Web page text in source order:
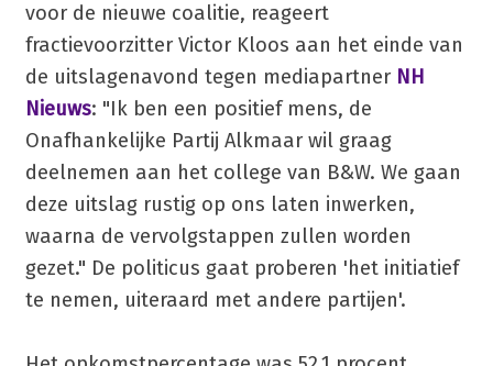
voor de nieuwe coalitie, reageert
fractievoorzitter Victor Kloos aan het einde van
de uitslagenavond tegen mediapartner NH
Nieuws: "Ik ben een positief mens, de
Onafhankelijke Partij Alkmaar wil graag
deelnemen aan het college van B&W. We gaan
deze uitslag rustig op ons laten inwerken,
waarna de vervolgstappen zullen worden
gezet." De politicus gaat proberen 'het initiatief
te nemen, uiteraard met andere partijen'.